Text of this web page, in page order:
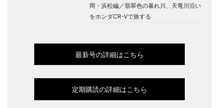
岡・浜松編／翡翠色の暴れ川、天竜川沿い
をホンダCR-Vで旅する
最新号の詳細はこちら
定期購読の詳細はこちら